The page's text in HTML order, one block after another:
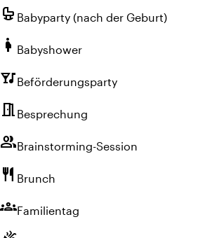
crib Babyparty (nach der Geburt)
pregnant_woman Babyshower
nightlifeBeförderungsparty
meeting_room Besprechung
groupBrainstorming-Session
restaurant Brunch
groupsFamilientag